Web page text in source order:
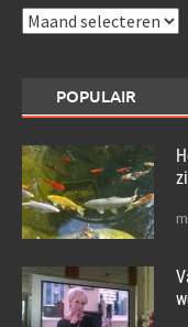
Archieven
POPULAIR